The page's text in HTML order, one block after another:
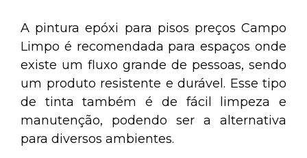
A pintura epóxi para pisos preços Campo
Limpo é recomendada para espaços onde
existe um fluxo grande de pessoas, sendo
um produto resistente e durável. Esse tipo
de tinta também é de fácil limpeza e
manutenção, podendo ser a alternativa
para diversos ambientes.